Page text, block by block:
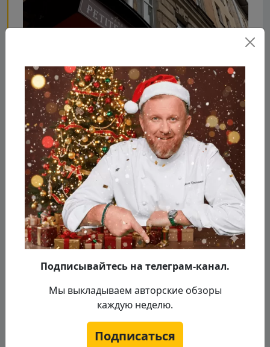
Подписывайтесь на телеграм-канал.
Мы выкладываем авторские обзоры
каждую неделю.
Подписаться